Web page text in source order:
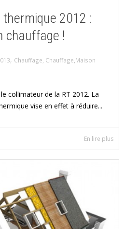
2012 :
chauffage !
, Chauffage Chauffage Maison
collimateur de la RT 2012. La
vise en effet à réduire...
En lire plus